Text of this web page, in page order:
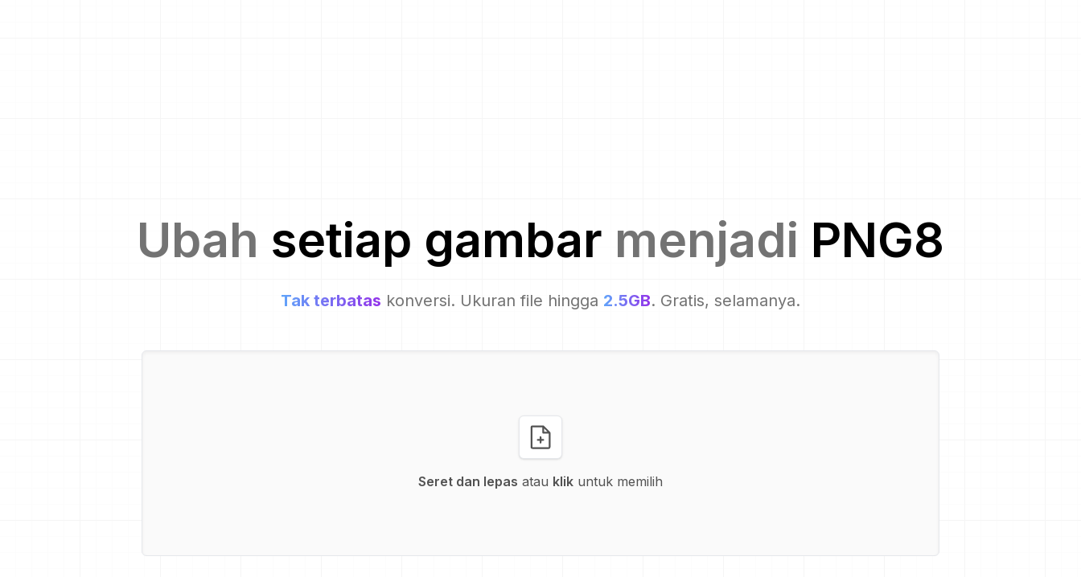
Ubah setiap gambar menjadi PNG8
Tak terbatas konversi. Ukuran file hingga 2.5GB. Gratis, selamanya.
Seret dan lepas atau klik untuk memilih